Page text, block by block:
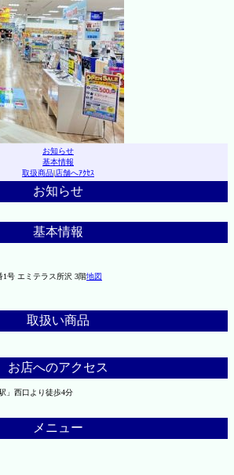
お知らせ
基本情報
取扱商品|店舗へｱｸｾｽ
お知らせ
基本情報
1号 エミテラス所沢 3階地図
取扱い商品
お店へのアクセス
」西口より徒歩4分
メニュー